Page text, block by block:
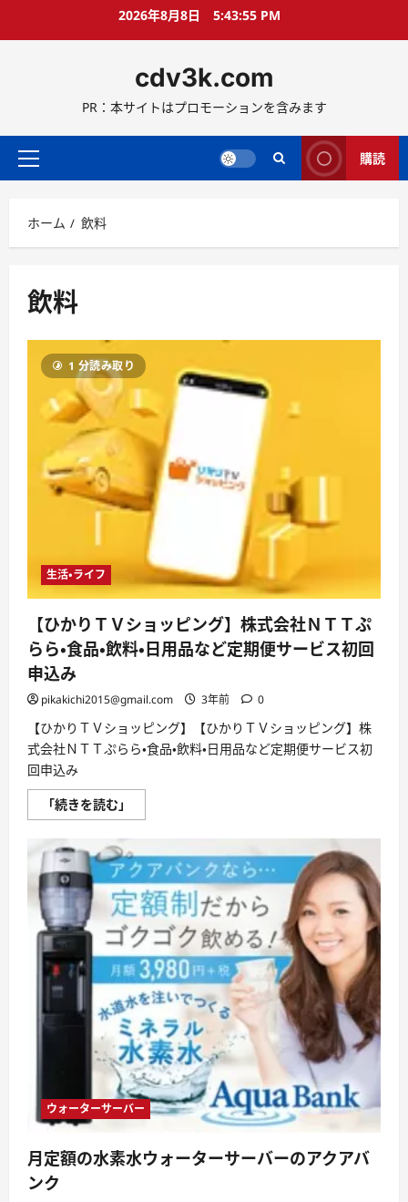
ス
ッ
2026年8月8日 5:43:56 PM
cdv3k.com
PR：本サイトはプロモーションを含みます
メ
メ
ニ
ー
購読
ホーム 飲料
飲料
1 分読み取り
生活・ライフ
【ひかりＴＶショッピング】株式会社ＮＴＴぷ
らら・食品・飲料・日用品など定期便サービス初回
申込み
pikakichi2015@gmail.com 3年前 0
【ひかりＴＶショッピング】【ひかりＴＶショッピング】株
式会社ＮＴＴぷらら・食品・飲料・日用品など定期便サービス初
回申込み
「続きを読む」
か
Ｖ
シ
ョ
ッ
ピ
ン
グ】
株
式
会
社
Ｎ
Ｔ
Ｔ
ぷ
ら
ら・
食
品・
飲
料・
日
品
な
ウォーターサーバー
月定額の水素水ウォーターサーバーのアクアバ
ンク